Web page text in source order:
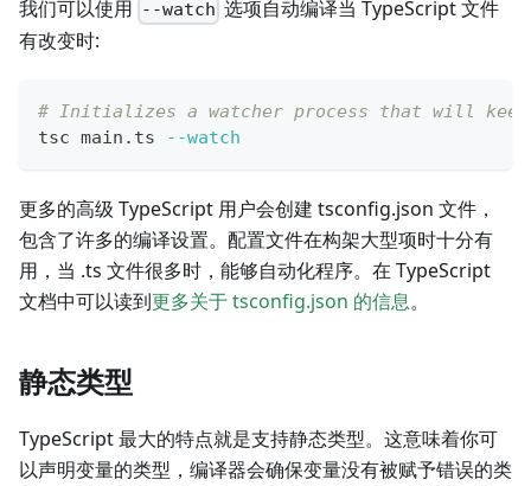
我们可以使用 --watch 选项自动编译当 TypeScript 文件
有改变时:
# Initializes a watcher process that will
tsc main.ts
--watch
更多的高级 TypeScript 用户会创建 tsconfig.json 文件，
包含了许多的编译设置。配置文件在构架大型项时十分有
用，当 .ts 文件很多时，能够自动化程序。在 TypeScript
文档中可以读到更多关于 tsconfig.json 的信息。
静态类型
TypeScript 最大的特点就是支持静态类型。这意味着你可
以声明变量的类型，编译器会确保变量没有被赋予错误的类